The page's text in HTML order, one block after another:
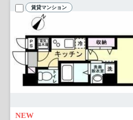
賃貸マンション
NEW